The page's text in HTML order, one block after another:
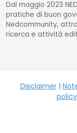
Dal maggio 2023
pratiche di buon
Nedcommunity,
ricerca e attività
Disclaimer|
policy